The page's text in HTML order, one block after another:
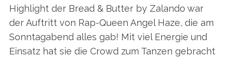
Highlight der Bread & Butter by Zalando war
der Auftritt von Rap-Queen Angel Haze, die am
Sonntagabend alles gab! Mit viel Energie und
Einsatz hat sie die Crowd zum Tanzen gebracht